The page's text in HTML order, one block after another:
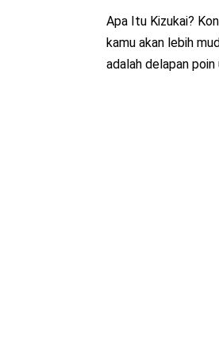
Apa Itu Kizukai?
kamu akan lebih
adalah delapan